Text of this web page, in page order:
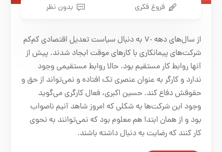
فروغ فکری بدون نظر
از سال‌های دهه ٧٠ به دنبال سیاست تعدیل اقتصادی کم‌کم
شرکت‌های پیمانکاری با کارهای موقت ایجاد شدند. پیش از
آنها روابط کار مستقیم بود. حالا روابط مستقیمی وجود
ندارد و کارگر به‌ عنوان عنصری تک افتاده و نمی‌تواند از حق و
حقوقش دفاع کند. حسین اکبری، فعال کارگری می‌گوید
وجود این شرکت‌ها به شکلی که امروز شاهد آنیم ناصواب
بود و از همان ابتدا هم معلوم بود که نمی‌توانند به نحوی
کار کنند که رضایت‌ به دنبال داشته باشند.